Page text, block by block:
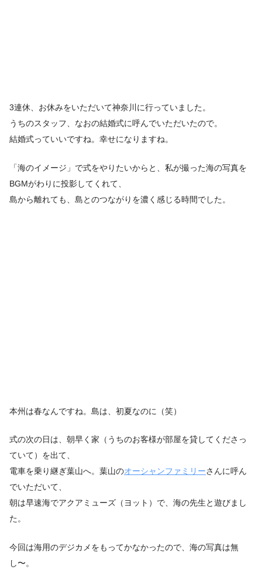
3連休、お休みをいただいて神奈川に行っていました。
うちのスタッフ、なおの結婚式に呼んでいただいたので。
結婚式っていいですね。幸せになりますね。
「海のイメージ」で式をやりたいからと、私が撮った海の写真を
BGMがわりに投影してくれて、
島から離れても、島とのつながりを濃く感じる時間でした。
本州は春なんですね。島は、初夏なのに（笑）
式の次の日は、朝早く家（うちのお客様が部屋を貸してくださっ
ていて）を出て、
電車を乗り継ぎ葉山へ。葉山のオーシャンファミリーさんに呼ん
でいただいて、
朝は早速海でアクアミューズ（ヨット）で、海の先生と遊びまし
た。
今回は海用のデジカメをもってかなかったので、海の写真は無
し〜。